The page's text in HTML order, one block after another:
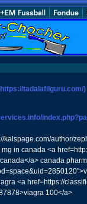
tadalafilguru.com/)
kalspage.com/author/
in canada <a
a> canada
<a href=https://
100</a>